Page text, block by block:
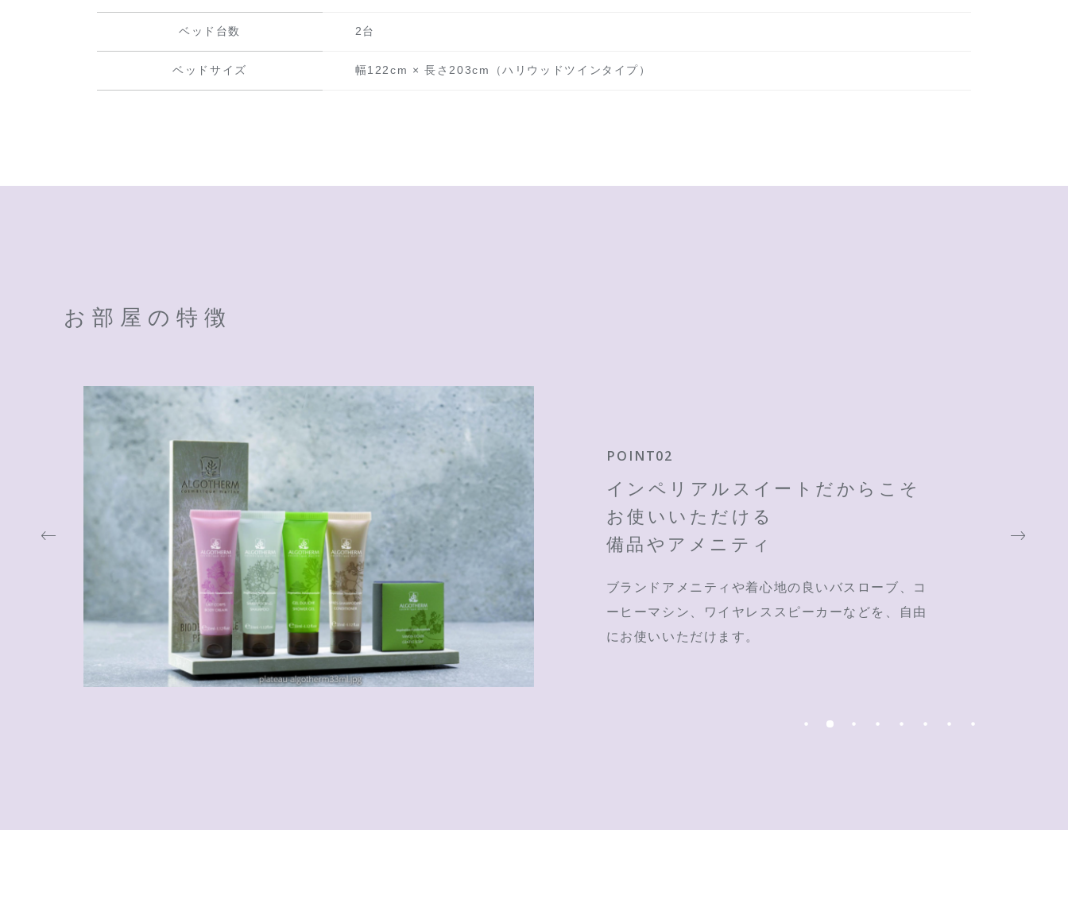
ベッド台数 2台
ベッドサイズ 幅122cm × 長さ203cm（ハリウッドツインタイプ）
お部屋の特徴
POINT02
インペリアルスイートだからこそ
お使いいただける
備品やアメニティ
ブランドアメニティや着心地の良いバスローブ、コ
ーヒーマシン、ワイヤレススピーカーなどを、自由
にお使いいただけます。